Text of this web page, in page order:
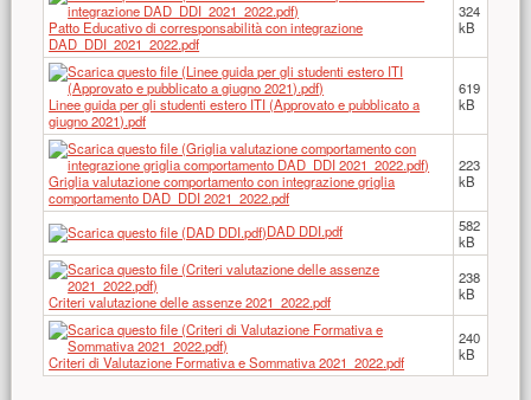
Patto Educativo di corresponsabilità con integrazione
DAD_DDI_2021_2022.pdf
324
kB
Linee guida per gli studenti estero ITI (Approvato e pubblicato a
giugno 2021).pdf
619
kB
Griglia valutazione comportamento con integrazione griglia
comportamento DAD_DDI 2021_2022.pdf
223
kB
DAD DDI.pdf
582
kB
Criteri valutazione delle assenze 2021_2022.pdf
238
kB
Criteri di Valutazione Formativa e Sommativa 2021_2022.pdf
240
kB